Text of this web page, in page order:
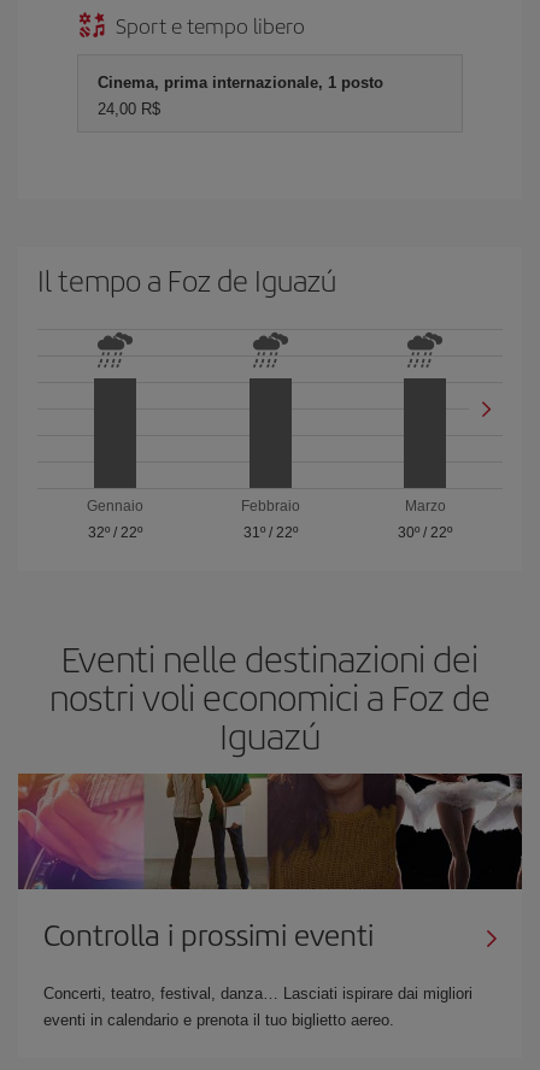
Sport e tempo libero
Cinema, prima internazionale, 1 posto
24,00 R$
Il tempo a Foz de Iguazú
Gennaio
32º/ 22º
Febbraio
31º/ 22º
Marzo
30º /22º
Eventi nelle destinazioni dei
nostri voli economici a Foz de
Iguazú
Controlla i prossimi eventi
Concerti, teatro, festival, danza… Lasciati ispirare dai migliori
eventi in calendario e prenota il tuo biglietto aereo.